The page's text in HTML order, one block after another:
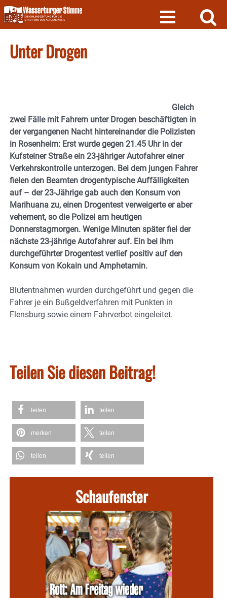
Skip
to
content
Unter Drogen
Gleich
zwei Fälle mit Fahrern unter Drogen beschäftigten in
der vergangenen Nacht hintereinander die Polizisten
in Rosenheim: Erst wurde gegen 21.45 Uhr in der
Kufsteiner Straße ein 23-jähriger Autofahrer einer
Verkehrskontrolle unterzogen. Bei dem jungen Fahrer
fielen den Beamten drogentypische Auffälligkeiten
auf – der 23-Jährige gab auch den Konsum von
Marihuana zu, einen Drogentest verweigerte er aber
vehement, so die Polizei am heutigen
Donnerstagmorgen. Wenige Minuten später fiel der
nächste 23-jährige Autofahrer auf. Ein bei ihm
durchgeführter Drogentest verlief positiv auf den
Konsum von Kokain und Amphetamin.
Blutentnahmen wurden durchgeführt und gegen die
Fahrer je ein Bußgeldverfahren mit Punkten in
Flensburg sowie einem Fahrverbot eingeleitet.
Teilen Sie diesen Beitrag!
teilen teilen
merken teilen
teilen teilen
Schaufenster